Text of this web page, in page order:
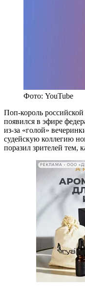
Фото: YouTube
Поп-король
появился в эфире
из-за «голой»
судейскую коллегию
поразил зрителей тем,
РЕКЛАМА • ООО